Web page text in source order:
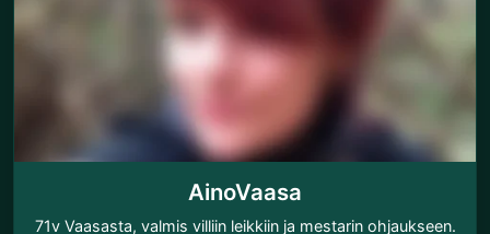
AinoVaasa
71v Vaasasta, valmis villiin leikkiin ja mestarin ohjaukseen.